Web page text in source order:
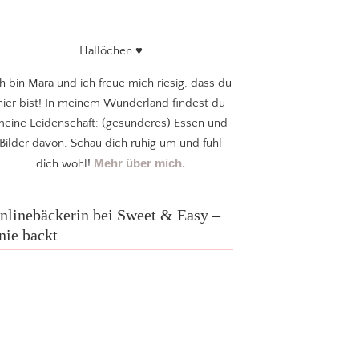
Hallöchen ♥
bin Mara und ich freue mich riesig, dass du
bist! In meinem Wunderland findest du
Leidenschaft: (gesünderes) Essen und
Bilder davon. Schau dich ruhig um und fühl
dich wohl! Mehr über mich.
bei Sweet & Easy –
backt